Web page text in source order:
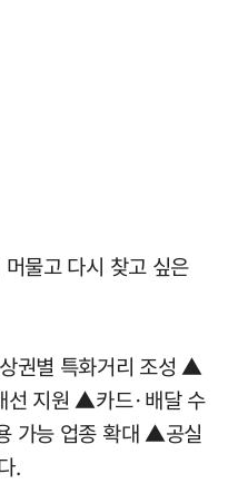
물고 다시 찾고 싶은
권별 특화거리 조성 ▲
선 지원 ▲카드·배달 수
가능 업종 확대 ▲공실
.